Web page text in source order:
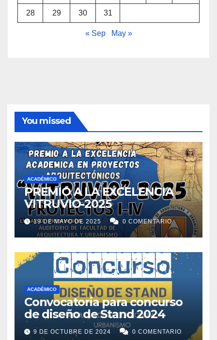
28 29 30 31
« Sep May »
You missed
ACADÉMICO
PREMIO A LA EXCELENCIA
VITRUVIO-2025
19 DE MAYO DE 2025 0 COMENTARIO
ACADÉMICO
Convocatoria para concurso
de diseño de Stand 2024
9 DE OCTUBRE DE 2024 0 COMENTARIO